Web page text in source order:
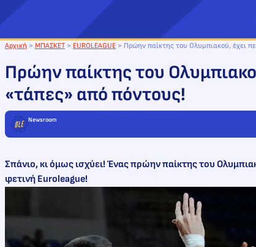
Αρχική > ΜΠΑΣΚΕΤ > EUROLEAGUE > Πρώην παίκτης του Ολυμπιακού, έχει
Πρώην παίκτης του
«τάπες» από πόντους!
Newsroom
Σπάνιο, κι όμως ισχύει! Ένας πρώην παίκτης του
φετινή Euroleague!